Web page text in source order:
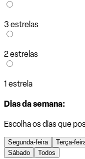
3 estrelas
2 estrelas
1 estrela
Dias da semana:
Escolha os dias que
Segunda-feira Terça-
Sábado
Todos